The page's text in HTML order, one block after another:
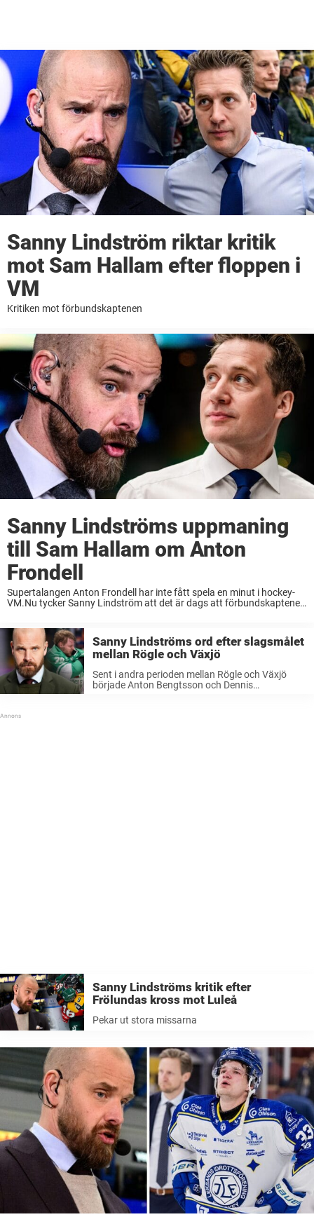
Sanny Lindström riktar kritik
mot Sam Hallam efter floppen i
VM
Kritiken mot förbundskaptenen
Sanny Lindströms uppmaning
till Sam Hallam om Anton
Frondell
Supertalangen Anton Frondell har inte fått spela en minut i hockey-
VM.Nu tycker Sanny Lindström att det är dags att förbundskaptenen
Sanny Lindströms ord efter slagsmålet
mellan Rögle och Växjö
Sent i andra perioden mellan Rögle och Växjö
började Anton Bengtsson och Dennis
Sanny Lindströms kritik efter
Frölundas kross mot Luleå
Pekar ut stora missarna